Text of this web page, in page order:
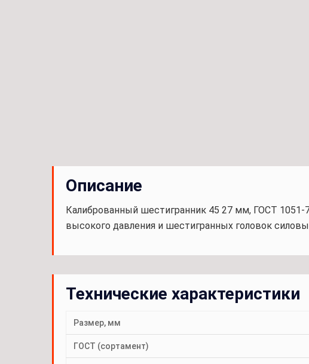
Описание
Калиброванный шестигранник 45 27 мм, ГОСТ
высокого давления и шестигранных головок
Технические характеристики
Размер, мм
ГОСТ (сортамент)